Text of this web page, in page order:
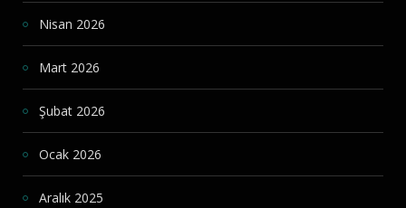
Nisan 2026
Mart 2026
Şubat 2026
Ocak 2026
Aralık 2025